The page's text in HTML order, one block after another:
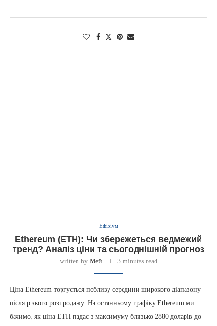
Ефіріум
Ethereum (ETH): Чи збережеться ведмежий
тренд? Аналіз ціни та сьогоднішній прогноз
written by Мей 3 minutes read
Ціна Ethereum торгується поблизу середини широкого діапазону
після різкого розпродажу. На останньому графіку Ethereum ми
бачимо, як ціна ETH падає з максимуму близько 2880 доларів до